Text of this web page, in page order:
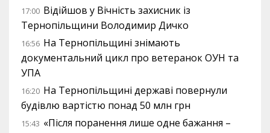
17:00 Відійшов у Вічність захисник із
Тернопільщини Володимир Дичко
16:56 На Тернопільщині знімають
документальний цикл про ветеранок ОУН та
УПА
16:20 На Тернопільщині державі повернули
будівлю вартістю понад 50 млн грн
15:43 «Після поранення лише одне бажання –